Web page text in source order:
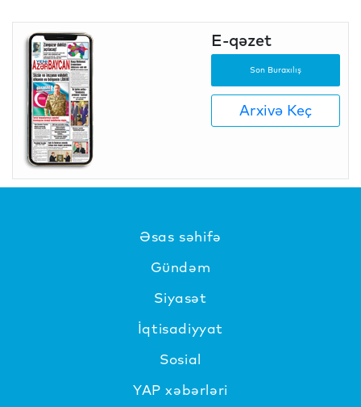
E-qəzet
Son Buraxılış
Arxivə Keç
Əsas səhifə
Gündəm
Siyasət
İqtisadiyyat
Sosial
YAP xəbərləri